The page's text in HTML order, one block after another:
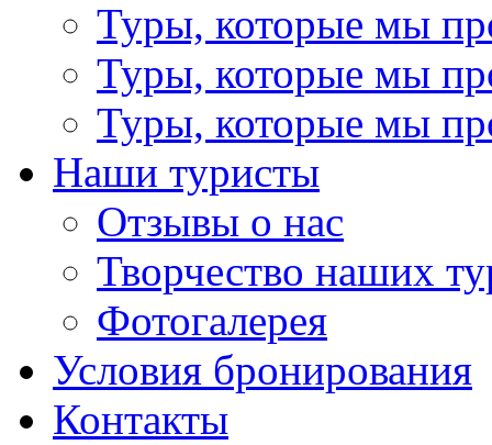
Туры, которые мы
Туры, которые мы
Туры, которые мы
Наши туристы
Отзывы о нас
Творчество наших
Фотогалерея
Условия бронирования
Контакты